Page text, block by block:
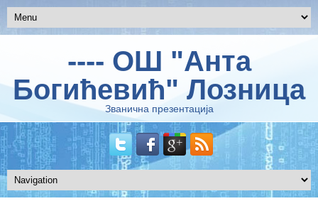
---- ОШ "Анта
Богићевић" Лозница
Званична презентација